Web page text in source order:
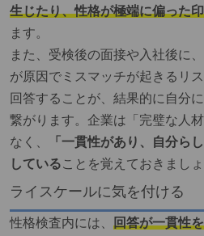
生じたり、性格が極端に偏った
ます。
また、受検後の面接や入社後に
が原因でミスマッチが起きるリ
回答することが、結果的に自分
繋がります。企業は「完璧な人
なく、
「一貫性があり、自分ら
していることを覚えておきましょ
ライスケールに気を付ける
性格検査内には、 回答が一貫性